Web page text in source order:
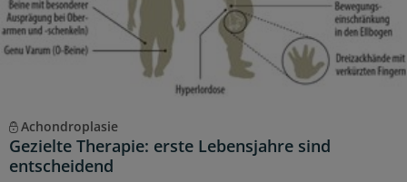
Achondroplasie
Gezielte Therapie: erste Lebensjahre sind
entscheidend